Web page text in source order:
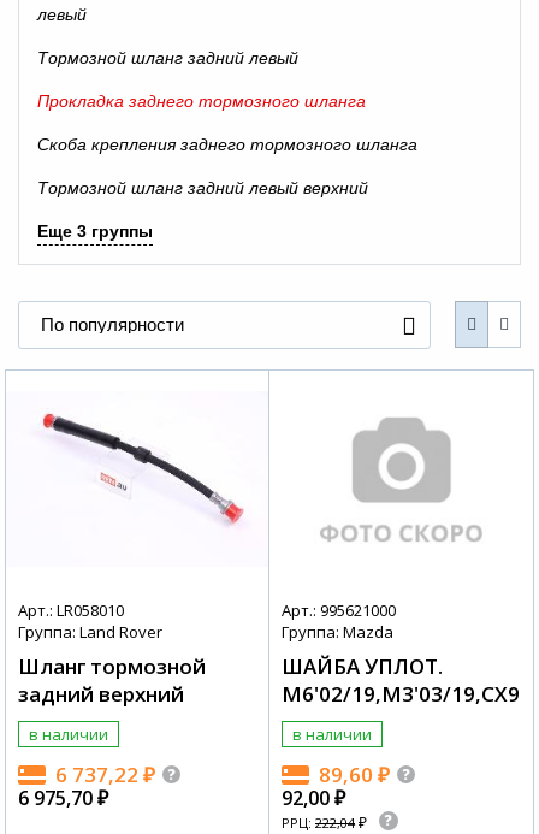
левый
Тормозной шланг задний левый
Прокладка заднего тормозного шланга
Скоба крепления заднего тормозного шланга
Тормозной шланг задний левый верхний
Еще 3 группы
По популярности
Арт.: LR058010
Группа: Land Rover
Шланг тормозной
задний верхний
в наличии
6 737,22 ₽
6 975,70₽
Арт.: 995621000
Группа: Mazda
ШАЙБА УПЛОТ.
M6'02/19,M3'03/
в наличии
89,60 ₽
92,00₽
РРЦ: 222,04₽